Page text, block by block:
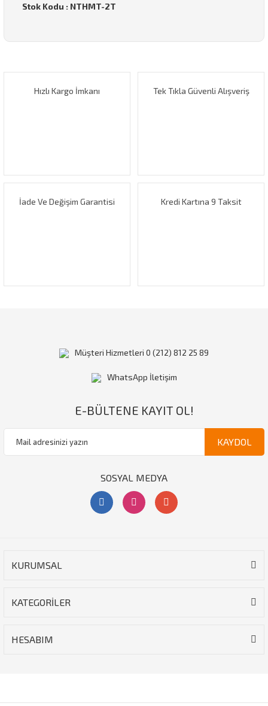
Stok Kodu : NTHMT-2T
Görüş ve önerileriniz için teşekkür ederiz.
Hızlı Kargo İmkanı Tek Tıkla Güvenli Alışveriş
İade Ve Değişim Garantisi Kredi Kartına 9 Taksit
KURUMSAL
KATEGORİLER
HESABIM
Müşteri Hizmetleri 0 (212) 812 25 89
WhatsApp İletişim
E-BÜLTENE KAYIT OL!
KAYDOL
SOSYAL MEDYA